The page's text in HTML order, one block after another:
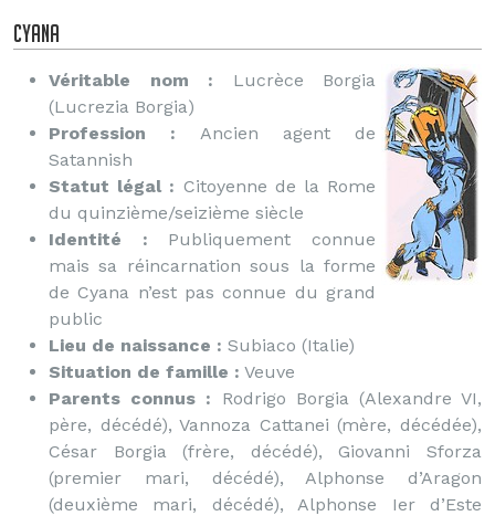
Cyana
Véritable nom : Lucrèce Borgia
(Lucrezia Borgia)
Profession : Ancien agent de
Satannish
Statut légal : Citoyenne de la Rome
du quinzième/seizième siècle
Identité : Publiquement connue
mais sa réincarnation sous la forme
de Cyana n’est pas connue du grand
public
Lieu de naissance : Subiaco (Italie)
Situation de famille : Veuve
Parents connus : Rodrigo Borgia (Alexandre VI,
père, décédé), Vannoza Cattanei (mère, décédée),
César Borgia (frère, décédé), Giovanni Sforza
(premier mari, décédé), Alphonse d’Aragon
(deuxième mari, décédé), Alphonse Ier d’Este